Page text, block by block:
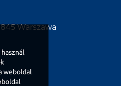
Warszawa
weboldal